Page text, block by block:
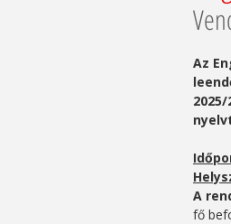
Az
A
fő